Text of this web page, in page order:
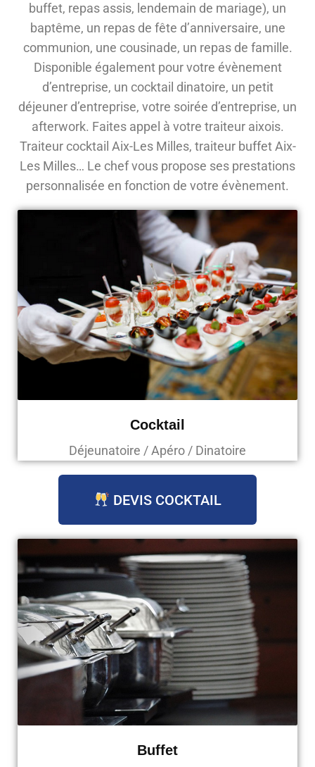
buffet, repas assis, lendemain de mariage), un
baptême, un repas de fête d’anniversaire, une
communion, une cousinade, un repas de famille.
Disponible également pour votre évènement
d’entreprise, un cocktail dinatoire, un petit
déjeuner d’entreprise, votre soirée d’entreprise, un
afterwork. Faites appel à votre traiteur aixois.
Traiteur cocktail Aix-Les Milles, traiteur buffet Aix-
Les Milles… Le chef vous propose ses prestations
personnalisée en fonction de votre évènement.
Cocktail
Déjeunatoire / Apéro / Dinatoire
DEVIS COCKTAIL
Buffet